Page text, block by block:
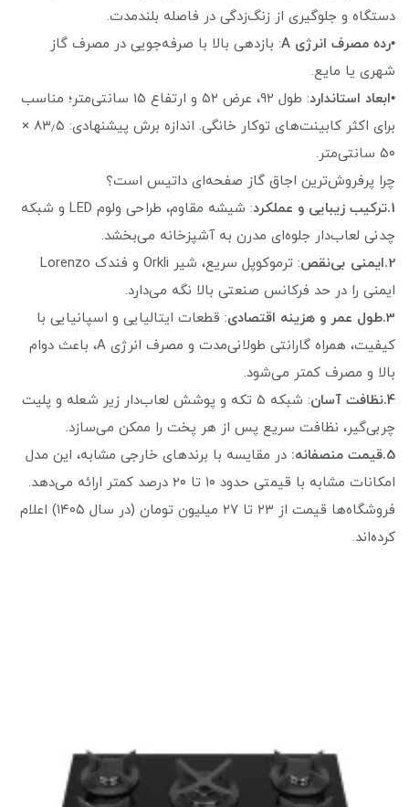
دستگاه و جلوگیری از زنگ‌زدگی در فاصله بلند‌مدت.
•رده مصرف انرژی A
: بازدهی بالا با صرفه‌جویی در مصرف گاز
شهری یا مایع.
•ابعاد استاندارد
: طول ۹۲، عرض ۵۲ و ارتفاع ۱۵ سانتی‌متر؛ مناسب
برای اکثر کابینت‌های توکار خانگی. اندازه برش پیشنهادی: ۸۳٫۵ ×‌
۵۰ سانتی‌متر.
چرا پرفروش‌ترین اجاق گاز صفحه‌ای داتیس است؟
1.ترکیب زیبایی و عملکرد
: شیشه مقاوم، طراحی ولوم LED و شبکه
چدنی لعاب‌دار جلوه‌ای مدرن به آشپزخانه می‌بخشد.
2.ایمنی بی‌نقص
: ترموکوپل سریع، شیر Orkli و فندک Lorenzo
ایمنی را در حد فرکانس صنعتی بالا نگه می‌دارد.
3.طول عمر و هزینه اقتصادی
: قطعات ایتالیایی و اسپانیایی با
کیفیت، همراه گارانتی طولانی‌مدت و مصرف انرژی A، باعث دوام
بالا و مصرف کمتر می‌شود.
4.نظافت آسان
: شبکه ۵ تکه و پوشش لعاب‌دار زیر شعله و پلیت
چربی‌گیر، نظافت سریع پس از هر پخت را ممکن می‌سازد.
5.قیمت منصفانه:
در مقایسه با برندهای خارجی مشابه، این مدل
امکانات مشابه با قیمتی حدود ۱۰ تا ۲۰ درصد کمتر ارائه می‌دهد.
فروشگاه‌ها قیمت از ۲۳ تا ۲۷ میلیون تومان (در سال ۱۴۰۵) اعلام
کرده‌اند.